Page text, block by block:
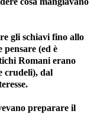
gli schiavi fino allo
pensare (ed è
Romani erano
crudeli), dal
preparare il